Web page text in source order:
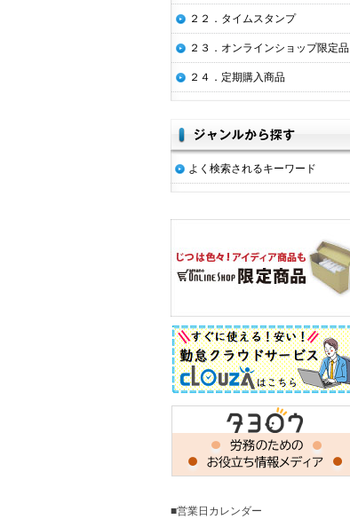
２２．タイムスタンプ
２３．オンラインショップ限定品
２４．定期購入商品
よく検索されるキーワード
■営業日カレンダー